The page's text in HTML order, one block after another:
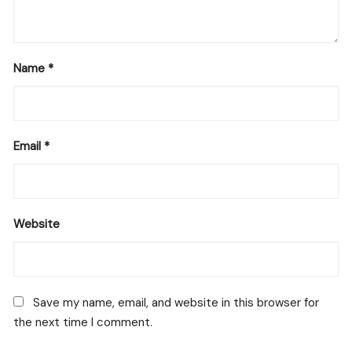
Name *
Email *
Website
Save my name, email, and website in this browser for
the next time I comment.